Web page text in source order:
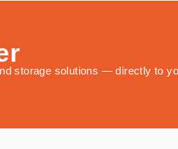
storage solutions — directly to